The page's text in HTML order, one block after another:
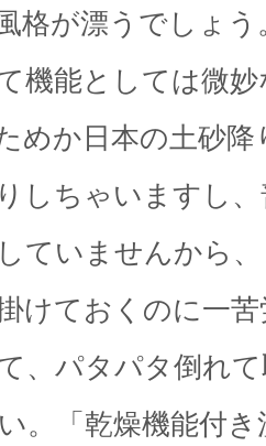
格が漂うでしょう
機能としては微
めか日本の土砂
しちゃいますし
ていませんから
けておくのに一
、パタパタ倒れ
。「乾燥機能付